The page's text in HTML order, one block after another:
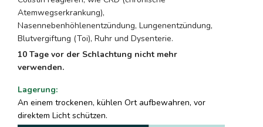
Atemwegserkrankung),
Nasennebenhöhlenentzündung, Lungenentzündung,
Blutvergiftung (Toi), Ruhr und Dysenterie.
10 Tage vor der Schlachtung nicht mehr
verwenden.
Lagerung:
An einem trockenen, kühlen Ort aufbewahren, vor
direktem Licht schützen.